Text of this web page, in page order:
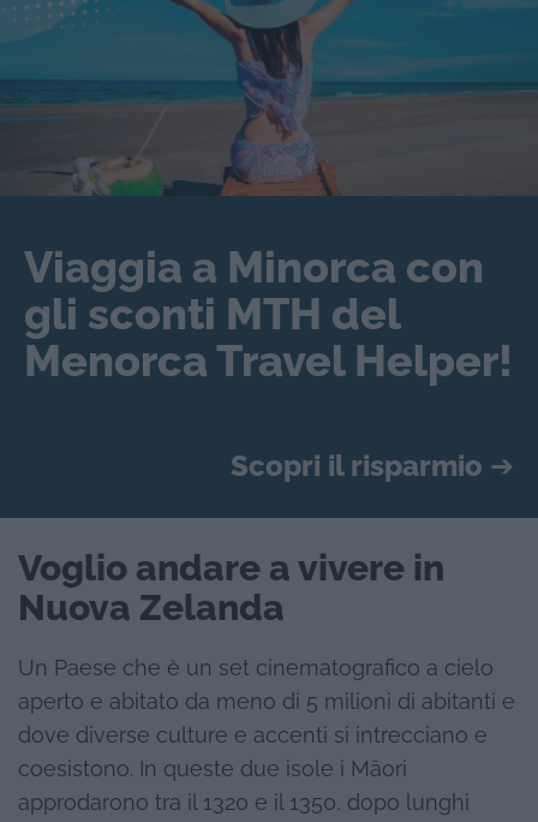
Viaggia a Minorca con
gli sconti MTH del
Menorca Travel Helper!
Scopri il risparmio ➔
Voglio andare a vivere in
Nuova Zelanda
Un Paese che è un set cinematografico a cielo
aperto e abitato da meno di 5 milioni di abitanti e
dove diverse culture e accenti si intrecciano e
coesistono. In queste due isole i Māori
approdarono tra il 1320 e il 1350, dopo lunghi